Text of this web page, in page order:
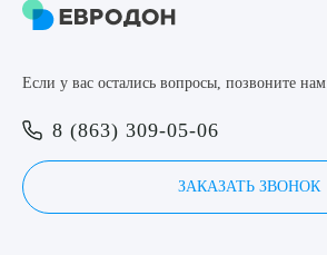
Если у вас остались вопросы, позвоните нам
8 (863) 309-05-06
ЗАКАЗАТЬ ЗВОНОК